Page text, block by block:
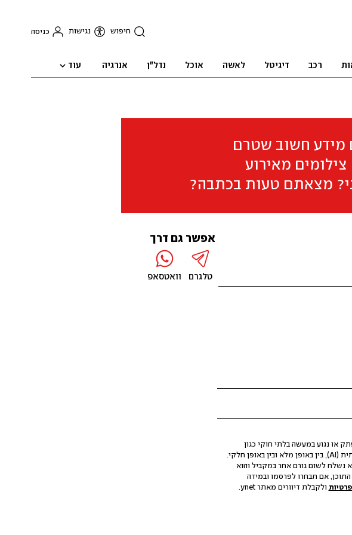
חיפוש נגישות כניסה
רכב דיגיטל לאשה אוכל נדל"ן אנרגיה עוד
מידע חשוב שטרם
מאירוע
מצאתם טעות בכתבה?
או נגוע במעשה בלתי חוקי כגון
הסגת גבול ופגיעה בפרטיות. התוכן לא הופק, לא נערך ולא עבר כל עיבוד באמצעות בינה מלאכותית (AI), בין באופן מלא ובין באופן חלקי.
נשלח לשום גורם אחר במקביל והוא
אם תבחרו לפרסמו ובמידה
ולקבלת דיוורים מאתר ynet.
אפשר גם דרך
טלגרם וואטסאפ